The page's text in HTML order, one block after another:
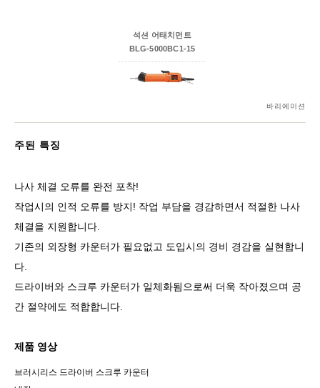
바리에이션
석션 어태치먼트
BLG-5000BC1-15
주된 특징
나사 체결 오류를 완전 포착!
작업시의 인적 오류를 방지! 작업 부담을 경감하면서 적절한 나사
체결을 지원합니다.
기존의 외장형 카운터가 필요없고 도입시의 경비 경감을 실현합니
다.
드라이버와 스크루 카운터가 일체화됨으로써 더욱 작아졌으며 공
간 절약에도 적합합니다.
제품 영상
브러시리스 드라이버 스크루 카운터